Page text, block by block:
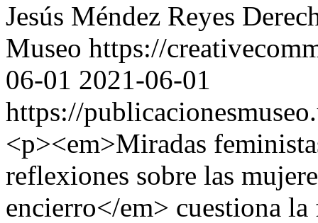
Jesús Méndez Reyes
Museo https://
06-01 2021-06-01
https://
<p><em>Miradas
reflexiones sobre las
encierro</em> cuestiona